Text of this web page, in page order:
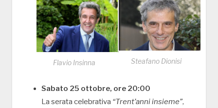
Flavio Insinna Steafano Dionisi
Sabato 25 ottobre, ore 20:00
La serata celebrativa “Trent’anni insieme”,